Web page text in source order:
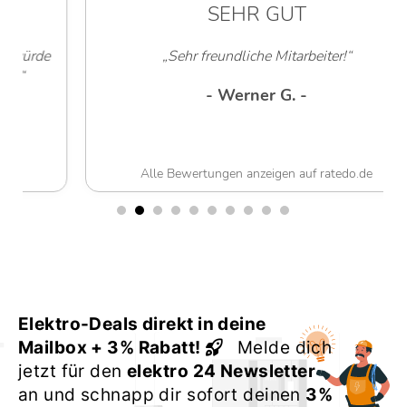
SEHR GUT
„Sehr freundliche Mitarbeiter!“
- Werner G. -
Alle Bewertungen anzeigen auf ratedo.de
Elektro-Deals direkt in deine
Mailbox + 3% Rabatt!
Melde dich
jetzt für denelektro 24 Newsletter
an und schnapp dir sofort deinen 3%